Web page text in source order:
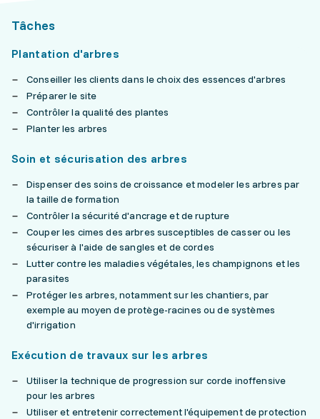
Tâches
Plantation d'arbres
Conseiller les clients dans le choix des essences d'arbres
Préparer le site
Contrôler la qualité des plantes
Planter les arbres
Soin et sécurisation des arbres
Dispenser des soins de croissance et modeler les arbres par
la taille de formation
Contrôler la sécurité d'ancrage et de rupture
Couper les cimes des arbres susceptibles de casser ou les
sécuriser à l'aide de sangles et de cordes
Lutter contre les maladies végétales, les champignons et les
parasites
Protéger les arbres, notamment sur les chantiers, par
exemple au moyen de protège-racines ou de systèmes
d'irrigation
Exécution de travaux sur les arbres
Utiliser la technique de progression sur corde inoffensive
pour les arbres
Utiliser et entretenir correctement l'équipement de protection